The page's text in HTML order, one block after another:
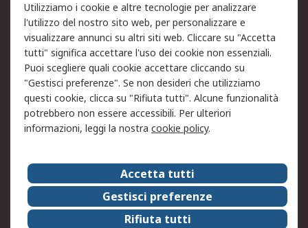
Informativa Cookie
Informativa Privacy -
Aggiornata
Email Security
Termini d'uso
Condizioni di vendita
Condizioni generali di
servizio
Etica e responsabilità
Chi Siamo
Chi Siamo
Contattaci
Supporto
ESG
Carriere
RS Group
Press Centre
Discovery: il Blog di RS
Utilizziamo i cookie e altre tecnologie per analizzare
l'utilizzo del nostro sito web, per personalizzare e
visualizzare annunci su altri siti web. Cliccare su "Accetta
tutti" significa accettare l'uso dei cookie non essenziali.
Puoi scegliere quali cookie accettare cliccando su
"Gestisci preferenze". Se non desideri che utilizziamo
questi cookie, clicca su "Rifiuta tutti". Alcune funzionalità
potrebbero non essere accessibili. Per ulteriori
informazioni, leggi la nostra cookie policy.
Accetta tutti
Gestisci preferenze
Rifiuta tutti